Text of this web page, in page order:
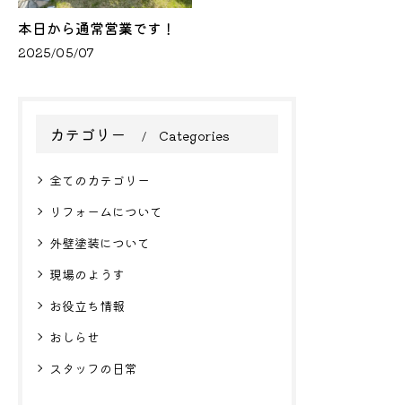
本日から通常営業です！
2025/05/07
カテゴリー Categories
全てのカテゴリー
リフォームについて
外壁塗装について
現場のようす
お役立ち情報
おしらせ
スタッフの日常